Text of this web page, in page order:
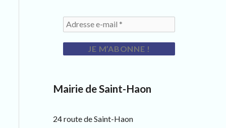
Mairie de Saint-Haon
24 route de Saint-Haon